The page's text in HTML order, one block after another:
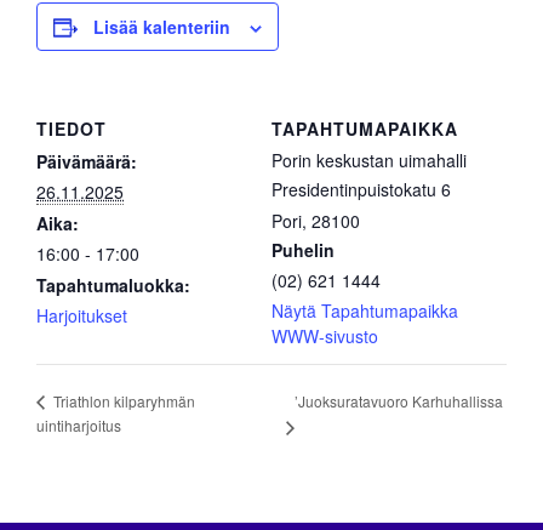
Lisää kalenteriin
TIEDOT
Päivämäärä:
26.11.2025
Aika:
16:00 - 17:00
Tapahtumaluokka:
Harjoitukset
TAPAHTUMAPAIKKA
Porin keskustan uimahalli
Presidentinpuistokatu 6
Pori, 28100
Puhelin
(02) 621 1444
Näytä Tapahtumapaikka
WWW-sivusto
Triathlon kilparyhmän
uintiharjoitus
’Juoksuratavuoro Karhuhallissa